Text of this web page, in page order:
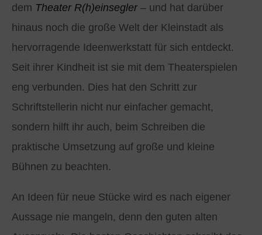
dem Theater R(h)einsegler– und hat darüber
hinaus noch die große Welt der Kleinstadt als
hervorragende Ideenwerkstatt für sich entdeckt.
Seit ihrer Kindheit ist sie mit dem Theaterspielen
eng verbunden. Dies hat den Schritt zur
Schriftstellerin nicht nur einfacher gemacht,
sondern hilft ihr auch, beim Schreiben die
praktische Umsetzung auf große und kleine
Bühnen zu beachten.
An Ideen für neue Stücke wird es nach eigener
Aussage nie mangeln, denn den guten alten